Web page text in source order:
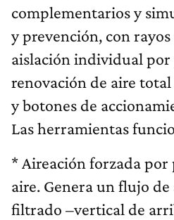
complementarios y
y prevención, con
aislación individual por
renovación de aire
y botones de
Las herramientas
* Aireación forzada
aire. Genera un flujo
filtrado –vertical de